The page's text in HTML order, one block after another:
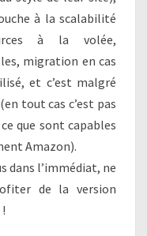
à la scalabilité
à la volée,
migration en cas
et c’est malgré
tout cas c’est pas
que sont capables
Amazon).
dans l’immédiat, ne
de la version